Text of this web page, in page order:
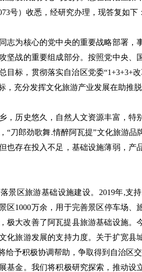
号）收悉，经研究办理，现答复如下：
志为核心的党中央的重要战略部署
坚战的重要组成部分。按照党中央
目标，贯彻落实自治区党委“1+3+3+
，充分发挥文化旅游产业发展在助推脱
，历史悠久，自然人文资源丰富，
“刀郎劲歌舞.情醉阿瓦提”文化旅游
也存在投入不足，基础设施薄弱，
景区旅游基础设施建设。2019年,支
区1000万余，用于完善景区停车场
极大改善了阿瓦提县旅游基础设施
化旅游发展的支持力度。关于扩宽
给予积极协调帮助，争取得到自治区
基金。我们将积极研究探索，推动设